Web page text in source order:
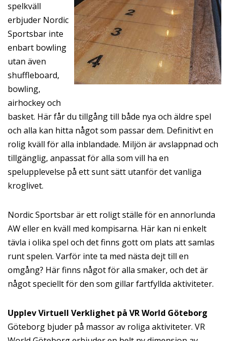
spelkväll
erbjuder Nordic
Sportsbar inte
enbart bowling
utan även
shuffleboard,
bowling,
airhockey och
basket. Här får du tillgång till både nya och äldre spel
och alla kan hitta något som passar dem. Definitivt en
rolig kväll för alla inblandade. Miljön är avslappnad och
tillgänglig, anpassat för alla som vill ha en
spelupplevelse på ett sunt sätt utanför det vanliga
kroglivet.
Nordic Sportsbar är ett roligt ställe för en annorlunda
AW eller en kväll med kompisarna. Här kan ni enkelt
tävla i olika spel och det finns gott om plats att samlas
runt spelen. Varför inte ta med nästa dejt till en
omgång? Här finns något för alla smaker, och det är
något speciellt för den som gillar fartfyllda aktiviteter.
Upplev Virtuell Verklighet på VR World Göteborg
Göteborg bjuder på massor av roliga aktiviteter. VR